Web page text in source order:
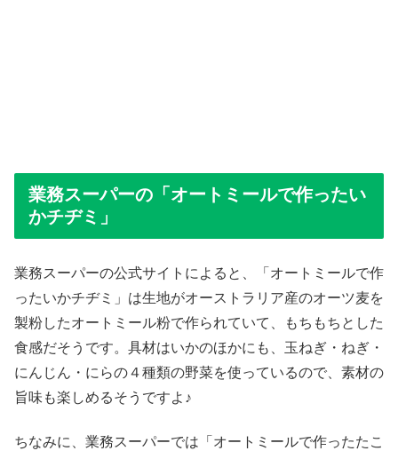
業務スーパーの「オートミールで作ったい
かチヂミ」
業務スーパーの公式サイトによると、「オートミールで作
ったいかチヂミ」は生地がオーストラリア産のオーツ麦を
製粉したオートミール粉で作られていて、もちもちとした
食感だそうです。具材はいかのほかにも、玉ねぎ・ねぎ・
にんじん・にらの４種類の野菜を使っているので、素材の
旨味も楽しめるそうですよ♪
ちなみに、業務スーパーでは「オートミールで作ったたこ